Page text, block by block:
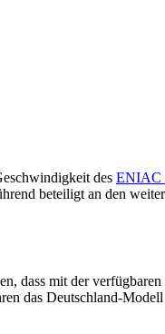
des ENIAC
beteiligt an den
dass mit der
das Deutschland-